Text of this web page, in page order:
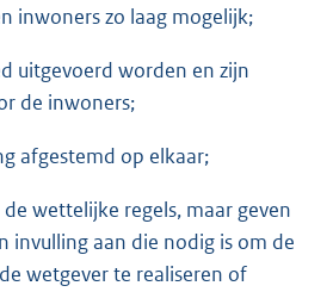
inwoners zo laag mogelijk;
uitgevoerd worden en zijn
de inwoners;
afgestemd op elkaar;
wettelijke regels, maar geven
invulling aan die nodig is om de
wetgever te realiseren of